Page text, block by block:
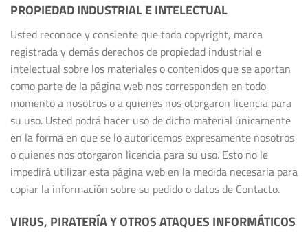
PROPIEDAD INDUSTRIAL E INTELECTUAL
Usted reconoce y consiente que todo copyright, marca
registrada y demás derechos de propiedad industrial e
intelectual sobre los materiales o contenidos que se aportan
como parte de la página web nos corresponden en todo
momento a nosotros o a quienes nos otorgaron licencia para
su uso. Usted podrá hacer uso de dicho material únicamente
en la forma en que se lo autoricemos expresamente nosotros
o quienes nos otorgaron licencia para su uso. Esto no le
impedirá utilizar esta página web en la medida necesaria para
copiar la información sobre su pedido o datos de Contacto.
VIRUS, PIRATERÍA Y OTROS ATAQUES INFORMÁTICOS